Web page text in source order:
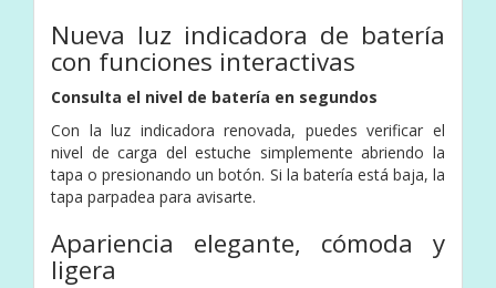
Nueva luz indicadora de batería
con funciones interactivas
Consulta el nivel de batería en segundos
Con la luz indicadora renovada, puedes verificar el
nivel de carga del estuche simplemente abriendo la
tapa o presionando un botón. Si la batería está baja, la
tapa parpadea para avisarte.
Apariencia elegante, cómoda y
ligera